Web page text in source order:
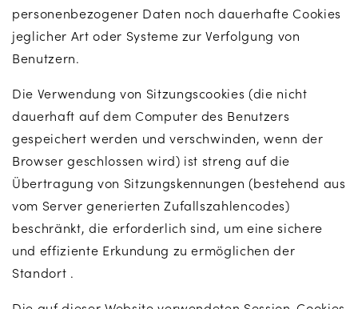
personenbezogener Daten noch dauerhafte Cookies
jeglicher Art oder Systeme zur Verfolgung von
Benutzern.
Die Verwendung von Sitzungscookies (die nicht
dauerhaft auf dem Computer des Benutzers
gespeichert werden und verschwinden, wenn der
Browser geschlossen wird) ist streng auf die
Übertragung von Sitzungskennungen (bestehend aus
vom Server generierten Zufallszahlencodes)
beschränkt, die erforderlich sind, um eine sichere
und effiziente Erkundung zu ermöglichen der
Standort .